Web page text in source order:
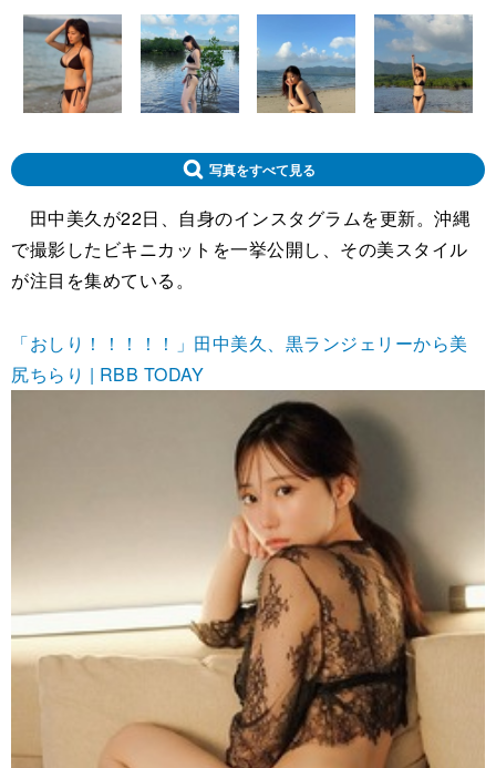
写真をすべて見る
田中美久が22日、自身のインスタグラムを更新。沖縄
で撮影したビキニカットを一挙公開し、その美スタイル
が注目を集めている。
「おしり！！！！！」田中美久、黒ランジェリーから美
尻ちらり | RBB TODAY